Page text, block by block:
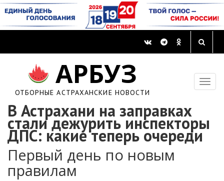
АРБУЗ
ОТБОРНЫЕ АСТРАХАНСКИЕ НОВОСТИ
В Астрахани на заправках
стали дежурить инспекторы
ДПС: какие теперь очереди
Первый день по новым
правилам